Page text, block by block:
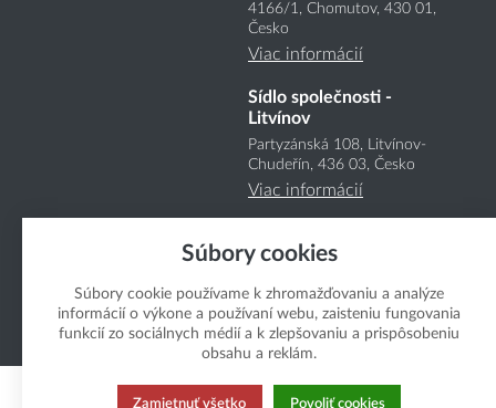
4166/1, Chomutov, 430 01,
Česko
Viac informácií
Sídlo společnosti -
Litvínov
Partyzánská 108, Litvínov-
Chudeřín, 436 03, Česko
Viac informácií
Copyright Boukal.SK 2026
Súbory cookies
Súbory cookie používame k zhromažďovaniu a analýze
informácií o výkone a používaní webu, zaisteniu fungovania
funkcií zo sociálnych médií a k zlepšovaniu a prispôsobeniu
obsahu a reklám.
Zamietnuť všetko Povoliť cookies